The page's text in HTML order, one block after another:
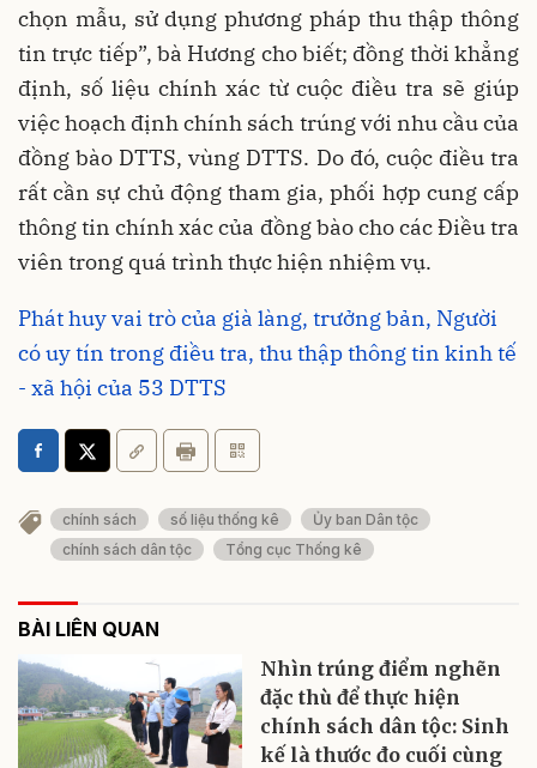
chọn mẫu, sử dụng phương pháp thu thập thông
tin trực tiếp”, bà Hương cho biết; đồng thời khẳng
định, số liệu chính xác từ cuộc điều tra sẽ giúp
việc hoạch định chính sách trúng với nhu cầu của
đồng bào DTTS, vùng DTTS. Do đó, cuộc điều tra
rất cần sự chủ động tham gia, phối hợp cung cấp
thông tin chính xác của đồng bào cho các Điều tra
viên trong quá trình thực hiện nhiệm vụ.
Phát huy vai trò của già làng, trưởng bản, Người
có uy tín trong điều tra, thu thập thông tin kinh tế
- xã hội của 53 DTTS
chính sách số liệu thống kê
Ủy ban Dân tộc
chính sách dân tộc
Tổng cục Thống kê
BÀI LIÊN QUAN
Nhìn trúng điểm nghẽn
đặc thù để thực hiện
chính sách dân tộc: Sinh
kế là thước đo cuối cùng